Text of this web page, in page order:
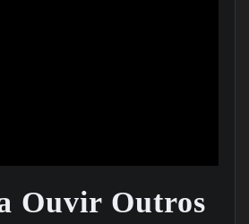
Ouvir Outros